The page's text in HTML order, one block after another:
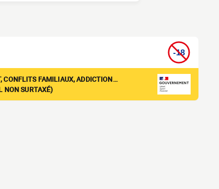
CONFLITS FAMILIAUX, ADDICTION…
NON SURTAXÉ)